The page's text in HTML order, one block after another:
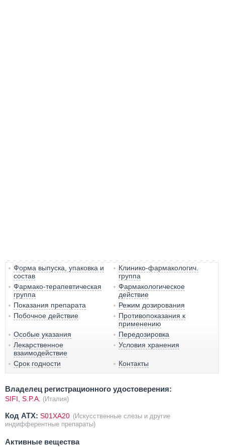
Форма выпуска, упаковка и
состав
Клинико-фармакологич.
группа
Фармако-терапевтическая
группа
Фармакологическое
действие
Показания препарата
Режим дозирования
Побочное действие
Противопоказания к
применению
Особые указания
Передозировка
Лекарственное
взаимодействие
Условия хранения
Срок годности Контакты
Владелец регистрационного удостоверения:
SIFI, S.P.A. (Италия)
Код ATX: S01XA20 (Искусственные слезы и другие
индифферентные препараты)
Активные вещества